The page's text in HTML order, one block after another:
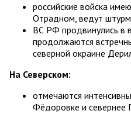
российские войска
Отрадном, ведут
ВС РФ продвинулись в
продолжаются
северной окраине
На Северском:
отмечаются
Фёдоровке и севернее